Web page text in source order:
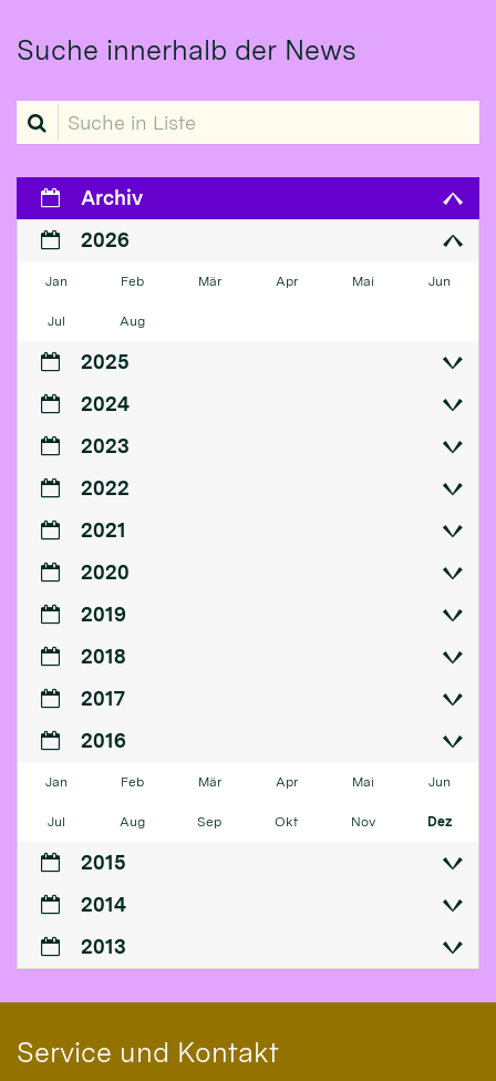
Suche innerhalb der News
Suche in Liste
Archiv
2026
Jan Feb Mär Apr Mai Jun
Jul Aug
2025
2024
2023
2022
2021
2020
2019
2018
2017
2016
Jan Feb Mär Apr Mai Jun
Jul Aug Sep Okt Nov Dez
2015
2014
2013
Service und Kontakt